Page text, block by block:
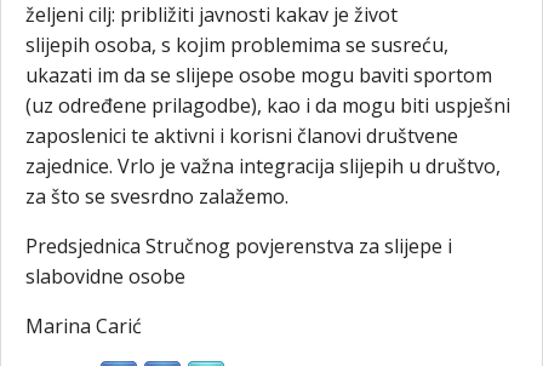
željeni cilj: približiti javnosti kakav je život
slijepih osoba, s kojim problemima se susreću,
ukazati im da se slijepe osobe mogu baviti sportom
(uz određene prilagodbe), kao i da mogu biti uspješni
zaposlenici te aktivni i korisni članovi društvene
zajednice. Vrlo je važna integracija slijepih u društvo,
za što se svesrdno zalažemo.
Predsjednica Stručnog povjerenstva za slijepe i
slabovidne osobe
Marina Carić